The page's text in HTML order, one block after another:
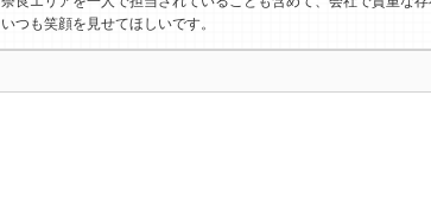
いつも笑顔を見せてほしいです。